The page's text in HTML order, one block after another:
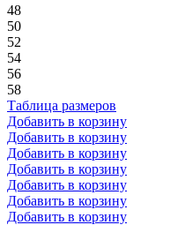
48
50
52
54
56
58
Таблица размеров
Добавить в корзину
Добавить в корзину
Добавить в корзину
Добавить в корзину
Добавить в корзину
Добавить в корзину
Добавить в корзину